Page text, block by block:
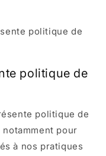
politique de
politique de
politique de
pour
à nos pratiques